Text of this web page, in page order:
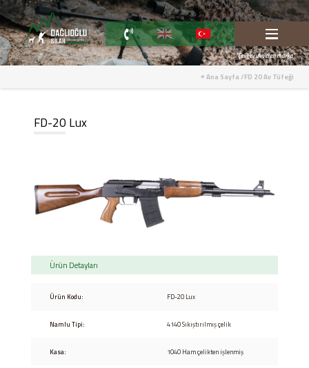
"Çeliğe ruh veren marka"
Ana Sayfa /FD 20 Av Tüfeği
FD-20 Lux
Ürün Detayları
Ürün Kodu: FD-20 Lux
Namlu Tipi: 4140 Sıkıştırılmış çelik
Kasa: 1040 Ham çelikten işlenmiş